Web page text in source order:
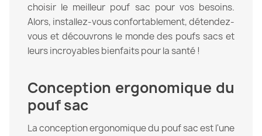
choisir le meilleur pouf sac pour vos besoins.
Alors, installez-vous confortablement, détendez-
vous et découvrons le monde des poufs sacs et
leurs incroyables bienfaits pour la santé !
Conception ergonomique du
pouf sac
La conception ergonomique du pouf sac est l'une